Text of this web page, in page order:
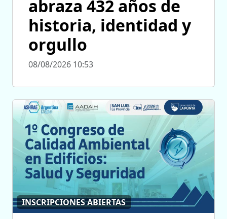
abraza 432 años de
historia, identidad y
orgullo
08/08/2026 10:53
INSCRIPCIONES ABIERTAS